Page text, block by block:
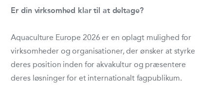
Er din virksomhed klar til at deltage?
Aquaculture Europe 2026 er en oplagt mulighed for
virksomheder og organisationer, der ønsker at styrke
deres position inden for akvakultur og præsentere
deres løsninger for et internationalt fagpublikum.